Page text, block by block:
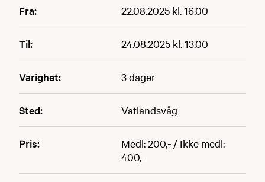
Fra: 22.08.2025 kl. 16.00
Til: 24.08.2025 kl. 13.00
Varighet: 3 dager
Sted: Vatlandsvåg
Pris:
Medl: 200,- / Ikke medl:
400,-